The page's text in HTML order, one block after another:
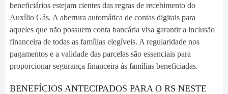
beneficiários estejam cientes das regras de recebimento do
Auxílio Gás. A abertura automática de contas digitais para
aqueles que não possuem conta bancária visa garantir a inclusão
financeira de todas as famílias elegíveis. A regularidade nos
pagamentos e a validade das parcelas são essenciais para
proporcionar segurança financeira às famílias beneficiadas.
BENEFÍCIOS ANTECIPADOS PARA O RS NESTE